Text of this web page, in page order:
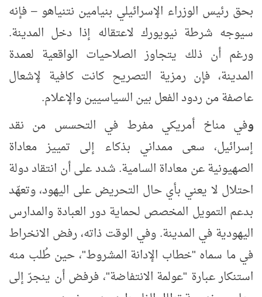
بحق رئيس الوزراء الإسرائيلي بنيامين نتنياهو – فإنه
سيوجه شرطة نيويورك لاعتقاله إذا دخل المدينة.
ورغم أن ذلك يتجاوز الصلاحيات الواقعية لعمدة
المدينة، فإن رمزية التصريح كانت كافية لإشعال
عاصفة من ردود الفعل بين السياسيين والإعلام.
وفي مناخ أمريكي مفرط في التحسس من نقد
إسرائيل، سعى ممداني بذكاء إلى تمييز معاداة
الصهيونية عن معاداة السامية. شدد على أن انتقاد دولة
احتلال لا يعني بأي حال التحريض على اليهود، وتعهّد
بدعم التمويل المخصص لحماية دور العبادة والمدارس
اليهودية في المدينة. وفي الوقت ذاته، رفض الانخراط
في ما سماه "خطاب الإدانة المشروط"، حين طُلب منه
استنكار عبارة "عولمة الانتفاضة"، فرفض أن ينجرّ إلى